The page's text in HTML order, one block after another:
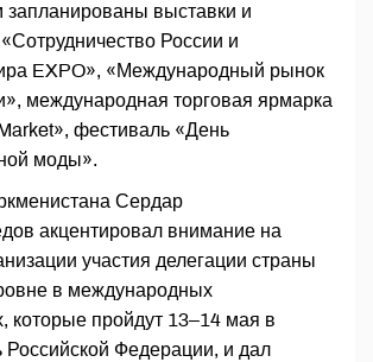
запланированы выставки и
России и
EXPO», «Международный рынок
международная торговая ярмарка
фестиваль «День
моды».
Сердар
акцентировал внимание на
участия делегации страны
в международных
которые пройдут 13–14 мая в
Российской Федерации, и дал